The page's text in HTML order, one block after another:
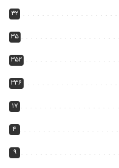
۳۲
۳۵
۳۵۲
۳۳۶
۱۷
۴
۹